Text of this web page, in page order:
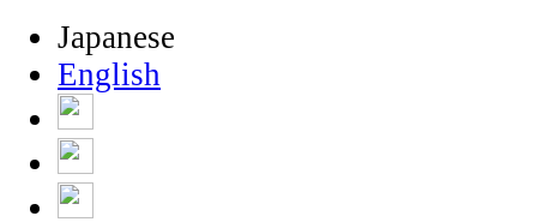
Japanese
English